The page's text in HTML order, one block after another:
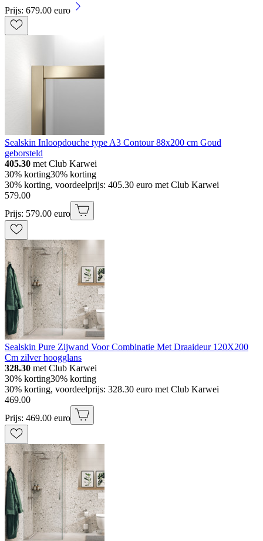
Prijs: 679.00 euro
Sealskin Inloopdouche type A3 Contour 88x200 cm Goud
geborsteld
405.30 met Club Karwei
30% korting30% korting
30% korting, voordeelprijs: 405.30 euro met Club Karwei
579.00
Prijs: 579.00 euro
Sealskin Pure Zijwand Voor Combinatie Met Draaideur 120X200
Cm zilver hoogglans
328.30 met Club Karwei
30% korting30% korting
30% korting, voordeelprijs: 328.30 euro met Club Karwei
469.00
Prijs: 469.00 euro